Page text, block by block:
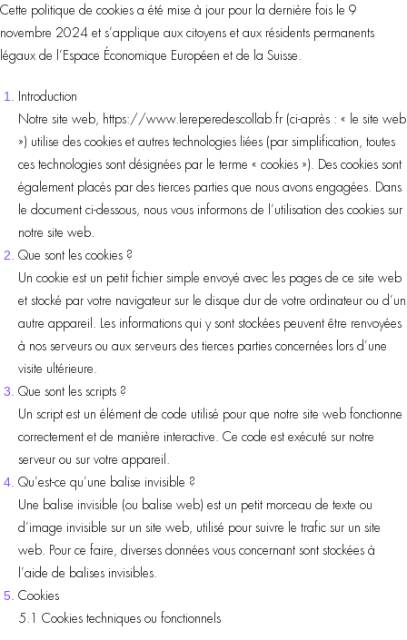
Cette politique de cookies a été mise à jour pour la dernière fois le 9
novembre 2024 et s’applique aux citoyens et aux résidents permanents
légaux de l’Espace Économique Européen et de la Suisse.
Introduction
Notre site web, https://www.lereperedescollab.fr (ci-après : « le site web
») utilise des cookies et autres technologies liées (par simplification, toutes
ces technologies sont désignées par le terme « cookies »). Des cookies sont
également placés par des tierces parties que nous avons engagées. Dans
le document ci-dessous, nous vous informons de l’utilisation des cookies sur
notre site web.
Que sont les cookies ?
Un cookie est un petit fichier simple envoyé avec les pages de ce site web
et stocké par votre navigateur sur le disque dur de votre ordinateur ou d’un
autre appareil. Les informations qui y sont stockées peuvent être renvoyées
à nos serveurs ou aux serveurs des tierces parties concernées lors d’une
visite ultérieure.
Que sont les scripts ?
Un script est un élément de code utilisé pour que notre site web fonctionne
correctement et de manière interactive. Ce code est exécuté sur notre
serveur ou sur votre appareil.
Qu’est-ce qu’une balise invisible ?
Une balise invisible (ou balise web) est un petit morceau de texte ou
d’image invisible sur un site web, utilisé pour suivre le trafic sur un site
web. Pour ce faire, diverses données vous concernant sont stockées à
l’aide de balises invisibles.
Cookies
5.1 Cookies techniques ou fonctionnels